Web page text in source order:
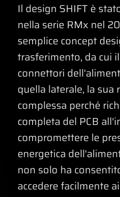
Il design SHIFT è
nella serie RMx nel
semplice concept
trasferimento, da cui
connettori
quella laterale, la
complessa perché
completa del PCB
compromettere le
energetica
non solo ha
accedere facilmente